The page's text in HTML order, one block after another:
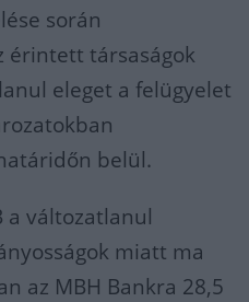
során
érintett társaságok
eleget a felügyelet
belül.
a változatlanul
miatt ma
az MBH Bankra 28,5